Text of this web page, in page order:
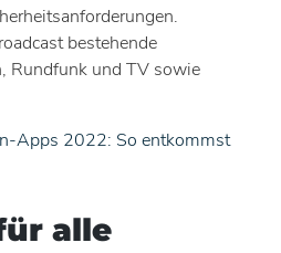
bestehende
Rundfunk und TV sowie
Apps 2022: So entkommst
alle